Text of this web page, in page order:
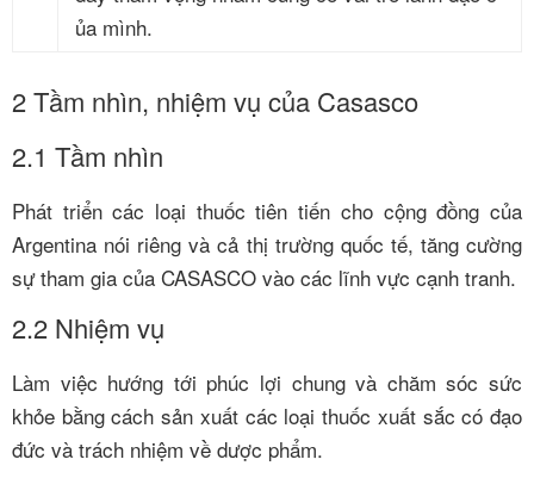
ủa mình.
2Tầm nhìn, nhiệm vụ của Casasco
2.1 Tầm nhìn
Phát triển các loại thuốc tiên tiến cho cộng đồng của
Argentina nói riêng và cả thị trường quốc tế, tăng cường
sự tham gia của CASASCO vào các lĩnh vực cạnh tranh.
2.2 Nhiệm vụ
Làm việc hướng tới phúc lợi chung và chăm sóc sức
khỏe bằng cách sản xuất các loại thuốc xuất sắc có đạo
đức và trách nhiệm về dược phẩm.